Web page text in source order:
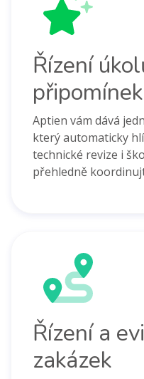
Řízení
připomínek
Aptien vám dává
který automaticky
technické revize i
přehledně
Řízení a
zakázek